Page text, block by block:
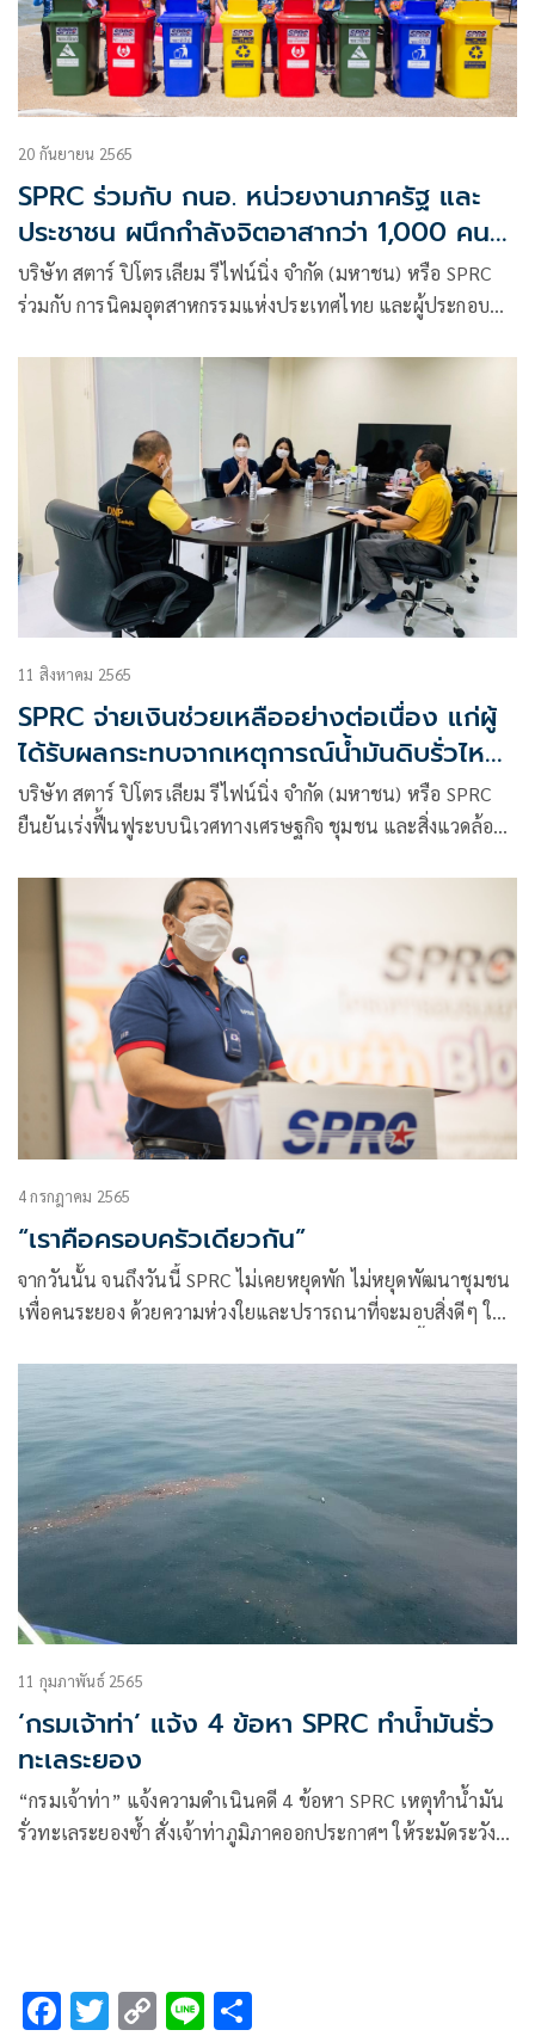
20 กันยายน 2565
SPRC ร่วมกับ กนอ. หน่วยงานภาครัฐ และ
ประชาชน ผนึกกำลังจิตอาสากว่า 1,000 คน
เก็บขยะชายหาดแม่รำพึง จ.ระยอง
บริษัท สตาร์ ปิโตรเลียม รีไฟน์นิ่ง จำกัด (มหาชน) หรือ SPRC
ร่วมกับ การนิคมอุตสาหกรรมแห่งประเทศไทย และผู้ประกอบ
11 สิงหาคม 2565
SPRC จ่ายเงินช่วยเหลืออย่างต่อเนื่อง แก่ผู้
ได้รับผลกระทบจากเหตุการณ์น้ำมันดิบรั่วไหล
คืบหน้าไปแล้วกว่า 90% รวมกว่า 299 ล้าน
บาท
บริษัท สตาร์ ปิโตรเลียม รีไฟน์นิ่ง จำกัด (มหาชน) หรือ SPRC
ยืนยันเร่งฟื้นฟูระบบนิเวศทางเศรษฐกิจ ชุมชน และสิ่งแวดล้อม
4 กรกฎาคม 2565
“เราคือครอบครัวเดียวกัน”
จากวันนั้น จนถึงวันนี้ SPRC ไม่เคยหยุดพัก ไม่หยุดพัฒนาชุมชน
เพื่อคนระยอง ด้วยความห่วงใยและปรารถนาที่จะมอบสิ่งดีๆ ให้
11 กุมภาพันธ์ 2565
‘กรมเจ้าท่า’ แจ้ง 4 ข้อหา SPRC ทำน้ำมันรั่ว
ทะเลระยอง
“กรมเจ้าท่า” แจ้งความดำเนินคดี 4 ข้อหา SPRC เหตุทำน้ำมัน
รั่วทะเลระยองซ้ำ สั่งเจ้าท่าภูมิภาคออกประกาศฯ ให้ระมัดระวัง
F T C Li